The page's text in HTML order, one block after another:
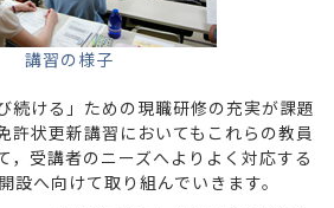
講習の様子
続ける」ための現職研修の充実が課題
許状更新講習においてもこれらの教員
，受講者のニーズへよりよく対応する
設へ向けて取り組んでいきます。